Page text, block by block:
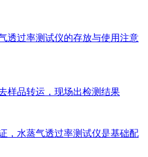
透过率测试仪的存放与使用注意
样品转运，现场出检测结果
，水蒸气透过率测试仪是基础配